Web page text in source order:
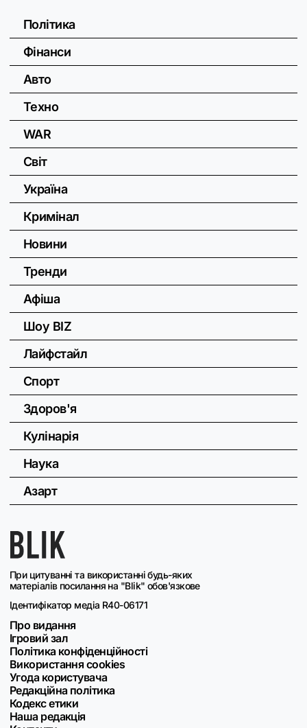
При цитуванні та використанні будь-яких
матеріалів посилання на "Blik" обов'язкове
Ідентифікатор медіа R40-06171
Про видання
Ігровий зал
Політика конфіденційності
Використання cookies
Угода користувача
Редакційна політика
Кодекс етики
Наша редакція
Політика
Фінанси
Авто
Техно
WAR
Світ
Україна
Кримінал
Новини
Тренди
Афіша
Шоу BIZ
Лайфстайл
Спорт
Здоров'я
Кулінарія
Наука
Азарт